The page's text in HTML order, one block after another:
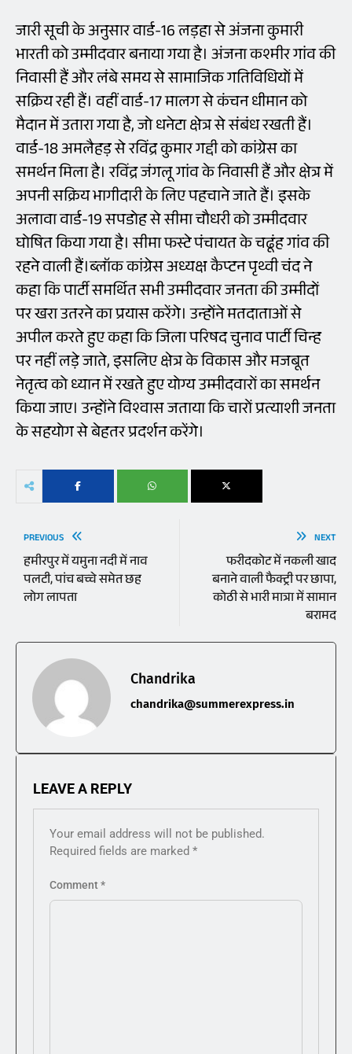
जारी सूची के अनुसार वार्ड-16 लड़हा से अंजना कुमारी
भारती को उम्मीदवार बनाया गया है। अंजना कश्मीर गांव की
निवासी हैं और लंबे समय से सामाजिक गतिविधियों में
सक्रिय रही हैं। वहीं वार्ड-17 मालग से कंचन धीमान को
मैदान में उतारा गया है, जो धनेटा क्षेत्र से संबंध रखती हैं।
वार्ड-18 अमलैहड़ से रविंद्र कुमार गद्दी को कांग्रेस का
समर्थन मिला है। रविंद्र जंगलू गांव के निवासी हैं और क्षेत्र में
अपनी सक्रिय भागीदारी के लिए पहचाने जाते हैं। इसके
अलावा वार्ड-19 सपडोह से सीमा चौधरी को उम्मीदवार
घोषित किया गया है। सीमा फस्टे पंचायत के चढूंह गांव की
रहने वाली हैं।ब्लॉक कांग्रेस अध्यक्ष कैप्टन पृथ्वी चंद ने
कहा कि पार्टी समर्थित सभी उम्मीदवार जनता की उम्मीदों
पर खरा उतरने का प्रयास करेंगे। उन्होंने मतदाताओं से
अपील करते हुए कहा कि जिला परिषद चुनाव पार्टी चिन्ह
पर नहीं लड़े जाते, इसलिए क्षेत्र के विकास और मजबूत
नेतृत्व को ध्यान में रखते हुए योग्य उम्मीदवारों का समर्थन
किया जाए। उन्होंने विश्वास जताया कि चारों प्रत्याशी जनता
के सहयोग से बेहतर प्रदर्शन करेंगे।
PREVIOUS
हमीरपुर में यमुना नदी में नाव
पलटी, पांच बच्चे समेत छह
लोग लापता
NEXT
फरीदकोट में नकली खाद
बनाने वाली फैक्ट्री पर छापा,
कोठी से भारी मात्रा में सामान
बरामद
Chandrika
chandrika@summerexpress.in
LEAVE A REPLY
Your email address will not be published.
Required fields are marked *
Comment*